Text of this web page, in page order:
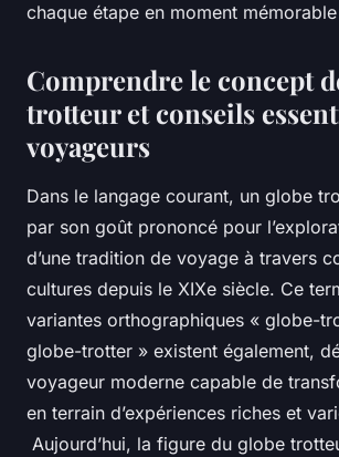
chaque étape en moment
Comprendre le concept
trotteur et conseils
voyageurs
Dans le langage courant, un globe
par son goût prononcé pour
d’une tradition de voyage à travers
cultures depuis le XIXe siècle. Ce
variantes orthographiques « globe-
globe-trotter » existent également,
voyageur moderne capable de
en terrain d’expériences riches et
Aujourd’hui, la figure du globe